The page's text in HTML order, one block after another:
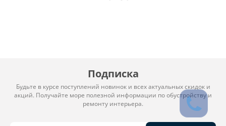
Подписка
Будьте в курсе поступлений новинок и всех актуальных скидок и
акций. Получайте море полезной информации по обустройству и
ремонту интерьера.